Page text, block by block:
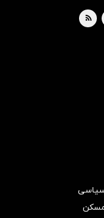
سیاسی
مسکن